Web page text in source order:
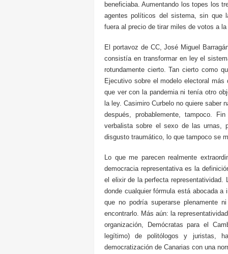
beneficiaba. Aumentando los topes los
agentes políticos del sistema, sin que
fuera al precio de tirar miles de votos a
El portavoz de CC, José Miguel
consistía en transformar en ley el
rotundamente cierto. Tan cierto como
Ejecutivo sobre el modelo electoral
que ver con la pandemia ni tenía otro
la ley. Casimiro Curbelo no quiere saber
después, probablemente, tampoco.
verbalista sobre el sexo de las urnas,
disgusto traumático, lo que tampoco se
Lo que me parecen realmente
democracia representativa es la
el elixir de la perfecta
donde cualquier fórmula está abocada a
que no podría superarse plenamente
encontrarlo. Más aún: la
organización, Demócratas para el
legítimo) de politólogos y juristas,
democratización de Canarias con una